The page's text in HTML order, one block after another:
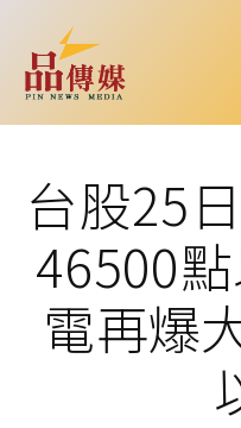
台股25
46500
電再爆